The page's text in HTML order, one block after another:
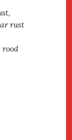
rust
rood